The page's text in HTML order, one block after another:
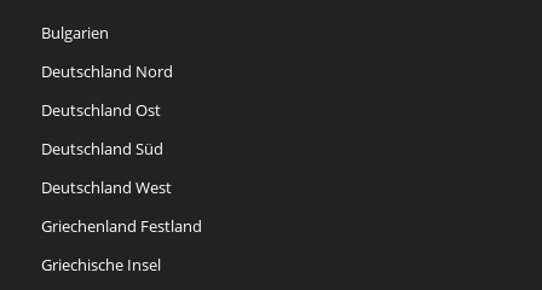
Bulgarien
Deutschland Nord
Deutschland Ost
Deutschland Süd
Deutschland West
Griechenland Festland
Griechische Insel